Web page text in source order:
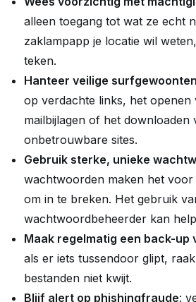
alleen toegang tot wat ze echt
zaklampapp je locatie wil
teken.
Hanteer veilige surfgewoonten
op verdachte links, het openen
mailbijlagen of het downloaden
onbetrouwbare sites.
Gebruik sterke, unieke
wachtwoorden maken het
om in te breken. Het gebruik
wachtwoordbeheerder kan
Maak regelmatig een back-up
als er iets tussendoor glipt,
bestanden niet kwijt.
Blijf alert op phishingfraude: